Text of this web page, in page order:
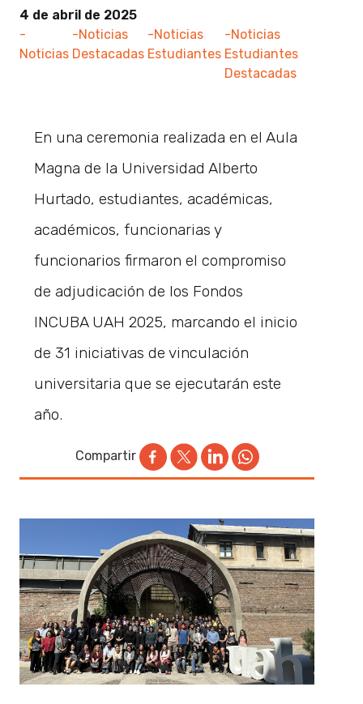
4 de abril de 2025
-
Noticias
-Noticias
Destacadas
-Noticias
Estudiantes
-Noticias
Estudiantes
Destacadas
En una ceremonia realizada en el Aula
Magna de la Universidad Alberto
Hurtado, estudiantes, académicas,
académicos, funcionarias y
funcionarios firmaron el compromiso
de adjudicación de los Fondos
INCUBA UAH 2025, marcando el inicio
de 31 iniciativas de vinculación
universitaria que se ejecutarán este
año.
Compartir